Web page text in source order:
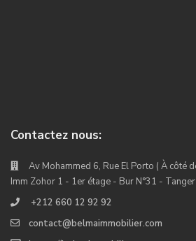
Contactez nous:
Av Mohammed 6, Rue El Porto ( À côté
Imm Zohor 1 - 1er étage - Bur N°31 - Tanger
+212 660 12 92 92
contact@belmaimmobilier.com